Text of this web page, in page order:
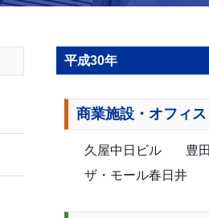
平成30年
商業施設・オフィ
久屋中日ビル 豊
ザ・モール春日井